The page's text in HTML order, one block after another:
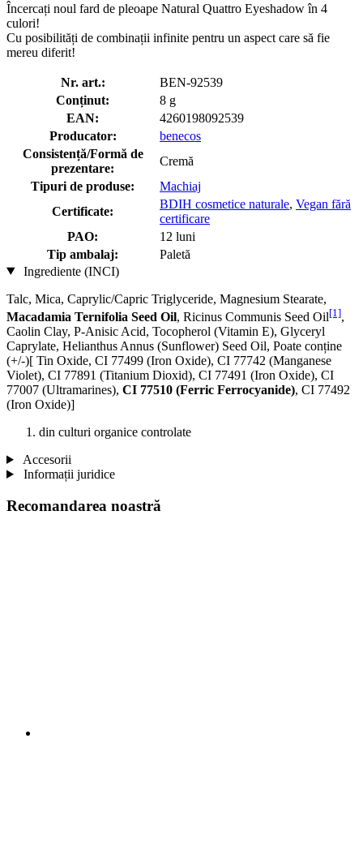
Încercați noul fard de pleoape Natural Quattro Eyeshadow în 4
culori!
Cu posibilități de combinații infinite pentru un aspect care să fie
mereu diferit!
Nr. art.:
BEN-92539
Conținut:
8 g
EAN:
4260198092539
Producator:
benecos
Consistență/Formă de
prezentare:
Cremă
Tipuri de produse:
Machiaj
Certificate:
BDIH cosmetice naturale, Vegan fără
certificare
PAO:
12 luni
Tip ambalaj:
Paletă
Ingrediente (INCI)
Talc, Mica, Caprylic/Capric Triglyceride, Magnesium Stearate,
Macadamia Ternifolia Seed Oil, Ricinus Communis Seed Oil[1],
Caolin Clay, P-Anisic Acid, Tocopherol (Vitamin E), Glyceryl
Caprylate, Helianthus Annus (Sunflower) Seed Oil, Poate conține
(+/-)[ Tin Oxide, CI 77499 (Iron Oxide), CI 77742 (Manganese
Violet), CI 77891 (Titanium Dioxid), CI 77491 (Iron Oxide), CI
77007 (Ultramarines) , CI 77510 (Ferric Ferrocyanide), CI 77492
(Iron Oxide)]
din culturi organice controlate
Accesorii
Informații juridice
Recomandarea noastră